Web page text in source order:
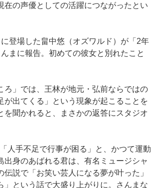
の声優としての活躍につながったとい
登場した畠中悠（オズワルド）が「2年
まに報告。初めての彼女と別れたこと
」では、王林が地元・弘前ならではの
出てくる」という現象が起こることを
聞かれると、まさかの返答にスタジオ
人手不足で行事が困る」と、かつて運動
身のあばれる君は、有名ミュージシャ
説で「お笑い芸人になる夢が叶った」
という話で大盛り上がりに。さんまな